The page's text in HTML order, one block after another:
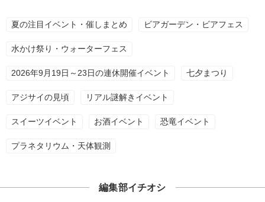
夏の注目イベント・催しまとめ ビアガーデン・ビアフェス
水かけ祭り・ウォーターフェス
2026年9月19日～23日の連休開催イベント 七夕まつり
アジサイの見頃 リアル謎解きイベント
スイーツイベント お酒イベント 恐竜イベント
プラネタリウム・天体観測
編集部イチオシ